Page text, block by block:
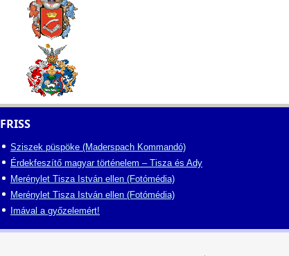
FRISS
Sziszek püspöke (Maderspach Kommandó)
Érdekfeszítő magyar történelem – Tisza és Ady
Merénylet Tisza István ellen (Fotómédia)
Merénylet Tisza István ellen (Fotómédia)
Imával a győzelemért!